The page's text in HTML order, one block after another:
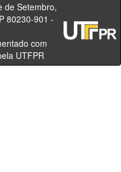
80230-901 -
- Brasil
com
UTFPR